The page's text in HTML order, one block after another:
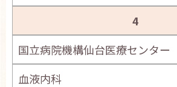
4
国立病院機構仙台医療センター
血液内科